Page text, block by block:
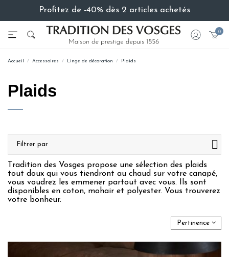
Profitez de -40% dès 2 articles achetés
0
Accueil Accessoires Linge de décoration Plaids
Plaids
Filtrer par
Tradition des Vosges propose une sélection des plaids
tout doux qui vous tiendront au chaud sur votre canapé,
vous voudrez les emmener partout avec vous. Ils sont
disponibles en coton, mohair et polyester. Vous trouverez
votre bonheur.
Pertinence